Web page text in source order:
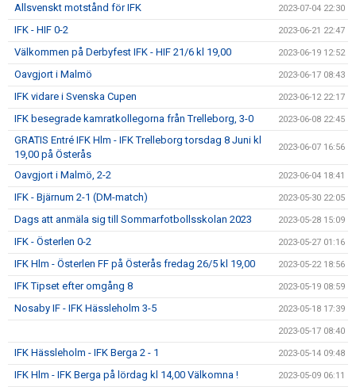
Allsvenskt motstånd för IFK 2023-07-04 22:30
IFK - HIF 0-2 2023-06-21 22:47
Välkommen på Derbyfest IFK - HIF 21/6 kl 19,00 2023-06-19 12:52
Oavgjort i Malmö 2023-06-17 08:43
IFK vidare i Svenska Cupen 2023-06-12 22:17
IFK besegrade kamratkollegorna från Trelleborg, 3-0 2023-06-08 22:45
GRATIS Entré IFK Hlm - IFK Trelleborg torsdag 8 Juni kl
19,00 på Österås
2023-06-07 16:56
Oavgjort i Malmö, 2-2 2023-06-04 18:41
IFK - Bjärnum 2-1 (DM-match) 2023-05-30 22:05
Dags att anmäla sig till Sommarfotbollsskolan 2023 2023-05-28 15:09
IFK - Österlen 0-2 2023-05-27 01:16
IFK Hlm - Österlen FF på Österås fredag 26/5 kl 19,00 2023-05-22 18:56
IFK Tipset efter omgång 8 2023-05-19 08:59
Nosaby IF - IFK Hässleholm 3-5 2023-05-18 17:39
2023-05-17 08:40
IFK Hässleholm - IFK Berga 2 - 1 2023-05-14 09:48
IFK Hlm - IFK Berga på lördag kl 14,00 Välkomna ! 2023-05-09 06:11